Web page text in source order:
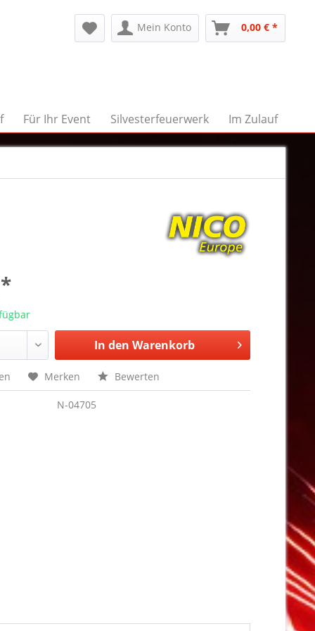
Mein Konto 0,00 € *
Für Ihr Event Silvesterfeuerwerk Im Zulauf
In den Warenkorb
Merken Bewerten
N-04705